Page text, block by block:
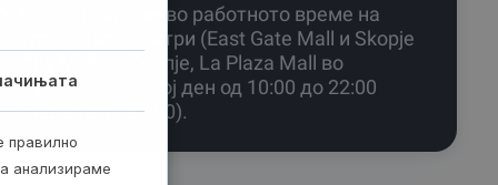
Работно време во работното време на
трговските центри (East Gate Mall и Skopje
City Mall во Скопjе, La Plaza Mall во
Куманово): секој ден од 10:00 до 22:00
(недела до 20:00).
правилно
анализираме